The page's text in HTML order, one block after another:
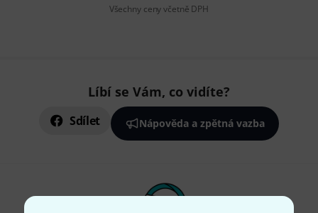
Všechny ceny včetně DPH
Líbí se Vám, co vidíte?
Sdílet Nápověda a zpětná vazba